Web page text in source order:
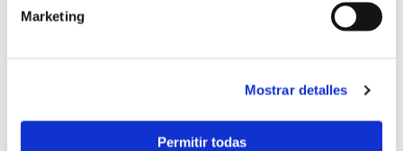
Marketing
Mostrar detalles
Permitir todas